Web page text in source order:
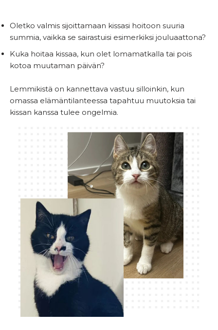
Oletko valmis sijoittamaan kissasi hoitoon suuria
summia, vaikka se sairastuisi esimerkiksi jouluaattona?
Kuka hoitaa kissaa, kun olet lomamatkalla tai pois
kotoa muutaman päivän?
Lemmikistä on kannettava vastuu silloinkin, kun
omassa elämäntilanteessa tapahtuu muutoksia tai
kissan kanssa tulee ongelmia.